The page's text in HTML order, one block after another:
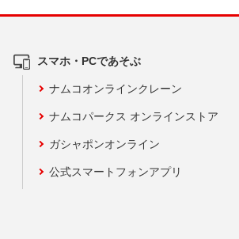
スマホ・PCであそぶ
ナムコオンラインクレーン
ナムコパークス オンラインストア
ガシャポンオンライン
公式スマートフォンアプリ